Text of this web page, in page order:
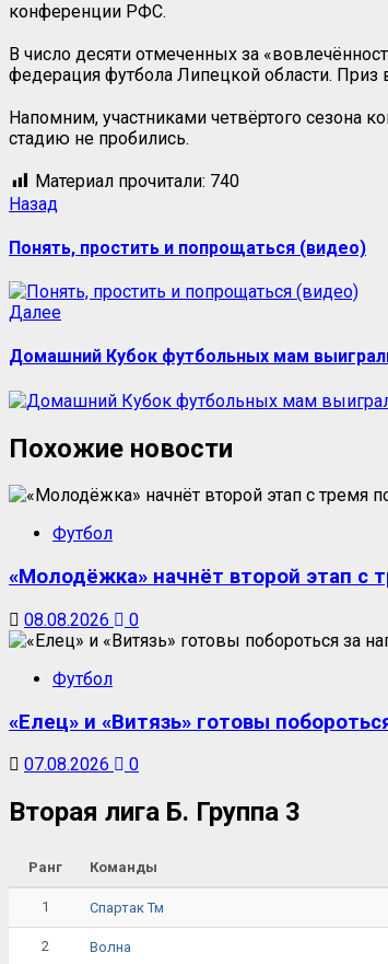
конференции РФС.
В число десяти отмеченных за
федерация футбола Липецкой области. Приз
Напомним, участниками четвёртого сезона
стадию не пробились.
Материал прочитали: 740
Назад
Понять, простить и попрощаться (видео)
Далее
Домашний Кубок футбольных мам
Похожие новости
Футбол
«Молодёжка» начнёт второй этап с
08.08.2026 0
Футбол
«Елец» и «Витязь» готовы
07.08.2026 0
Вторая лига Б. Группа 3
Ранг Команды
1 Спартак Тм
2 Волна